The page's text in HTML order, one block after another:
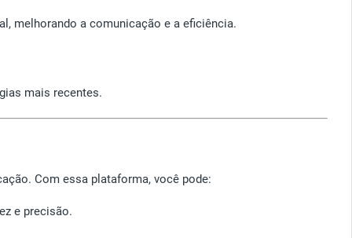
melhorando a comunicação e a eficiência.
mais recentes.
Com essa plataforma, você pode:
e precisão.